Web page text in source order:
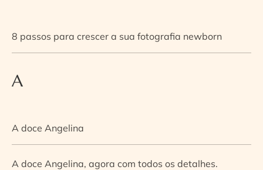
8 passos para crescer a sua fotografia newborn
A
A doce Angelina
A doce Angelina, agora com todos os detalhes.